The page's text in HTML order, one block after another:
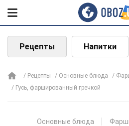
Рецепты Напитки
Рецепты Основные блюда
Гусь, фаршированный гречкой
Основные блюда